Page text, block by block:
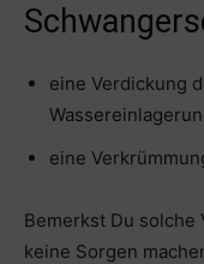
eine Verdickung
eine
Bemerkst Du solche
keine Sorgen